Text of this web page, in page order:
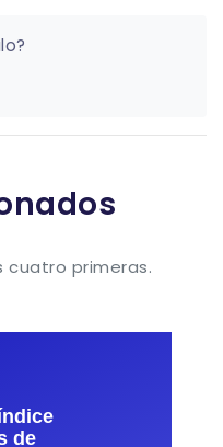
cuatro primeras.